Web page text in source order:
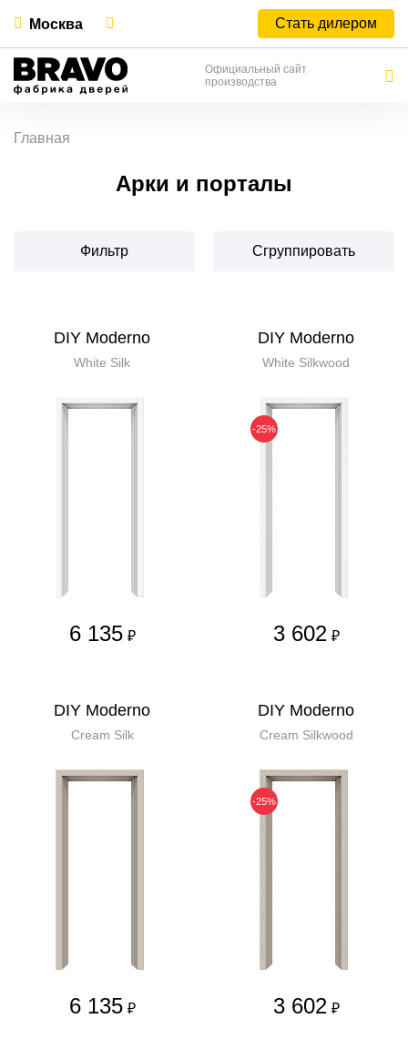
Москва Стать дилером
Официальный сайт
производства
Главная
Арки и порталы
Фильтр Сгруппировать
DIY Moderno
White Silk
6 135 ₽
DIY Moderno
White Silkwood
-25%
3 602 ₽
DIY Moderno
Cream Silk
6 135 ₽
DIY Moderno
Cream Silkwood
-25%
3 602 ₽